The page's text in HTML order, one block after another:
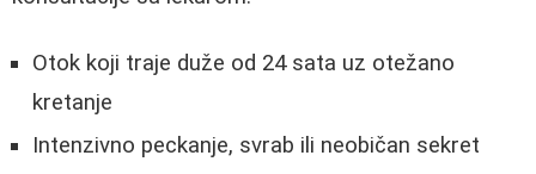
Otok koji traje duže od 24 sata uz otežano
kretanje
Intenzivno peckanje, svrab ili neobičan sekret